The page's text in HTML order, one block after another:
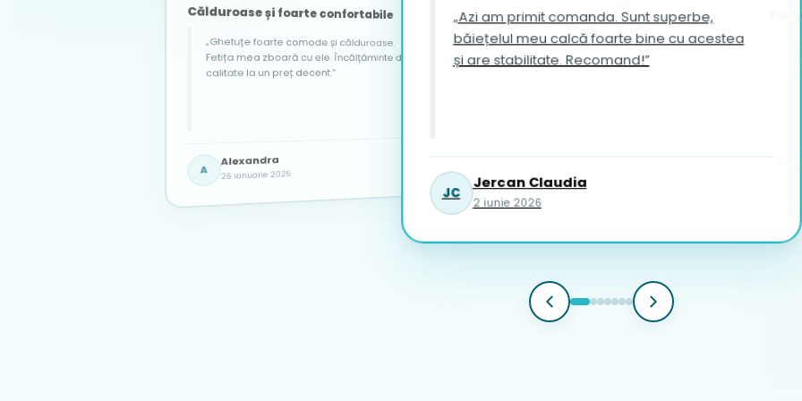
„Azi am primit comanda. Sunt superbe,
băiețelul meu calcă foarte bine cu acestea
și are stabilitate. Recomand!”
JC
Jercan Claudia
2 iunie 2026
îi vin
Călduroase și foarte confortabile
„Ghetuțe foarte comode și călduroase.
Fetița mea zboară cu ele. Încălțăminte de
calitate la un preț decent.”
A
Alexandra
26 ianuarie 2025